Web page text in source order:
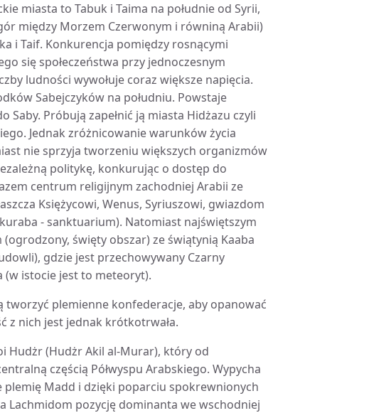
miasta to Tabuk i Taima na południe od Syrii,
między Morzem Czerwonym i równiną Arabii)
i Taif. Konkurencja pomiędzy rosnącymi
się społeczeństwa przy jednoczesnym
ludności wywołuje coraz większe napięcia.
Sabejczyków na południu. Powstaje
Próbują zapełnić ją miasta Hidżazu czyli
Jednak zróżnicowanie warunków życia
nie sprzyja tworzeniu większych organizmów
politykę, konkurując o dostęp do
centrum religijnym zachodniej Arabii ze
Księżycowi, Wenus, Syriuszowi, gwiazdom
- sanktuarium). Natomiast najświętszym
święty obszar) ze świątynią Kaaba
gdzie jest przechowywany Czarny
(w istocie jest to meteoryt).
plemienne konfederacje, aby opanować
z nich jest jednak krótkotrwała.
Hudżr (Hudżr Akil al-Murar), który od
częścią Półwyspu Arabskiego. Wypycha
plemię Madd i dzięki poparciu spokrewnionych
Lachmidom pozycję dominanta we wschodniej